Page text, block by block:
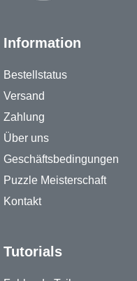
Information
Bestellstatus
Versand
Zahlung
Über uns
Geschäftsbedingungen
Puzzle Meisterschaft
Kontakt
Tutorials